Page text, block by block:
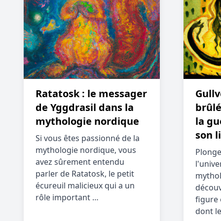
Ratatosk : le messager
de Yggdrasil dans la
mythologie nordique
Si vous êtes passionné de la
mythologie nordique, vous
avez sûrement entendu
parler de Ratatosk, le petit
écureuil malicieux qui a un
rôle important …
la
son
figure
dont